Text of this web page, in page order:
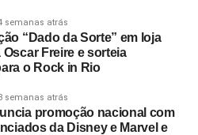
semanas atrás
“Dado da Sorte” em loja
Freire e sorteia
o Rock in Rio
semanas atrás
promoção nacional com
da Disney e Marvel e